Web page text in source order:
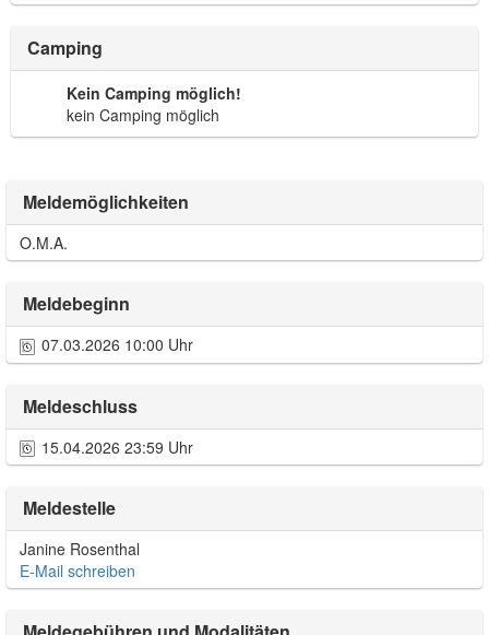
Camping
Kein Camping möglich!
kein Camping möglich
Meldemöglichkeiten
O.M.A.
Meldebeginn
07.03.2026 10:00 Uhr
Meldeschluss
15.04.2026 23:59 Uhr
Meldestelle
Janine Rosenthal
E-Mail schreiben